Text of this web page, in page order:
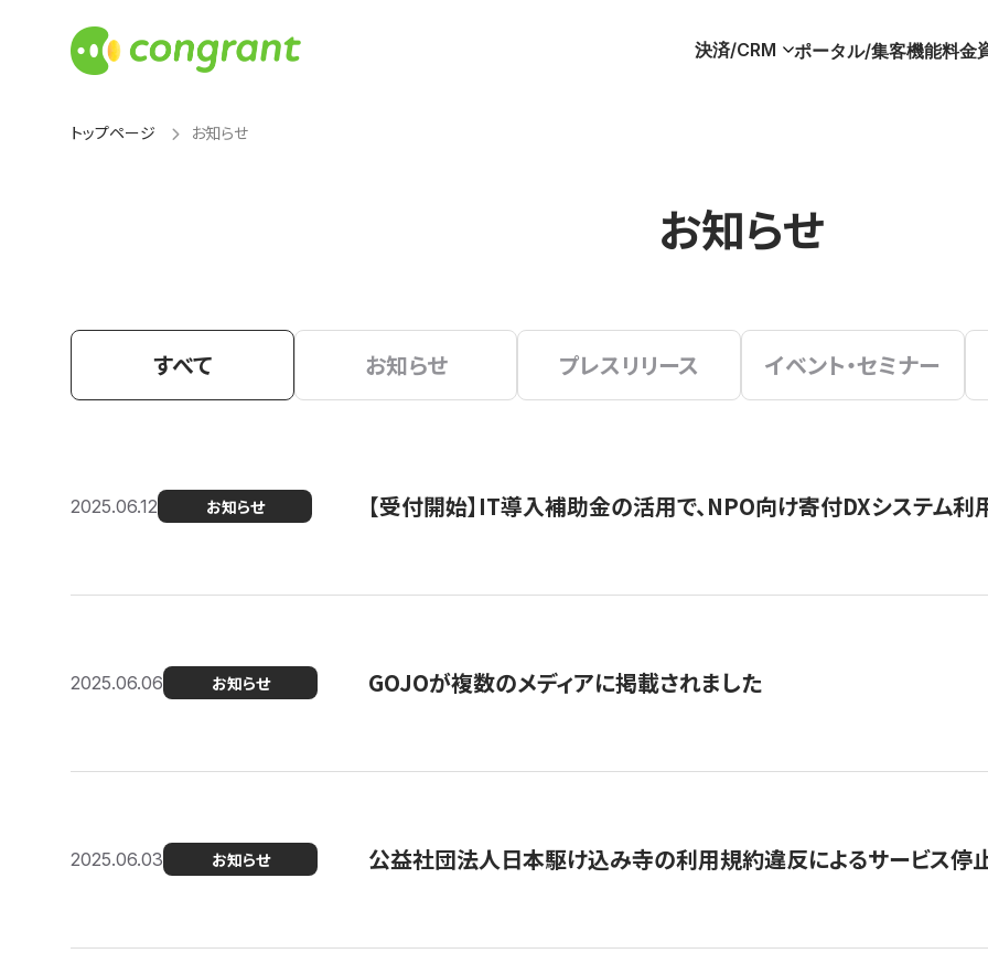
決済/CRM ポータル/集客機能料金
トップページ お知らせ
お知らせ
すべて お知らせ プレスリリース イベント・セミナー
2025.06.12 お知らせ 【受付開始】IT導入補助金の活用で、NPO向け寄付DXシステム
2025.06.06 お知らせ GOJOが複数のメディアに掲載されました
2025.06.03 お知らせ 公益社団法人日本駆け込み寺の利用規約違反によるサービス停